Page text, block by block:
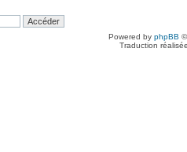
Powered by phpBB
Traduction